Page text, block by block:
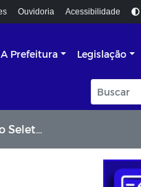
Ouvidoria Acessibilidade
A Prefeitura Legislação